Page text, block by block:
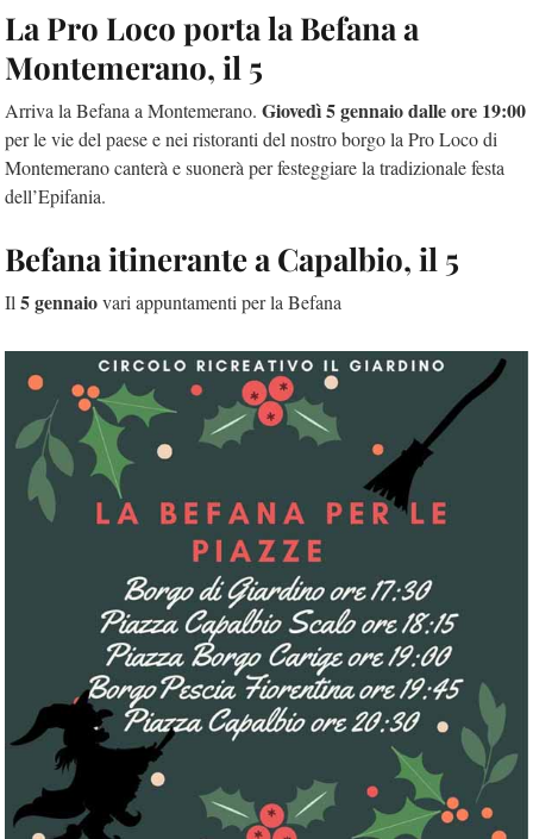
La Pro Loco porta la Befana a
Montemerano, il 5
Arriva la Befana a Montemerano. Giovedì 5 gennaio dalle ore 19:00
per le vie del paese e nei ristoranti del nostro borgo la Pro Loco di
Montemerano canterà e suonerà per festeggiare la tradizionale festa
dell’Epifania.
Befana itinerante a Capalbio, il 5
Il 5 gennaiovari appuntamenti per la Befana